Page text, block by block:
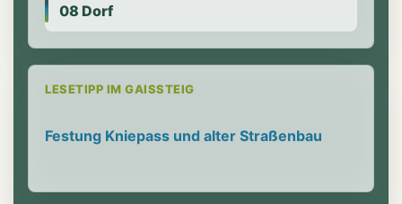
08 Dorf
LESETIPP IM GAISSTEIG
Festung Kniepass und alter Straßenbau